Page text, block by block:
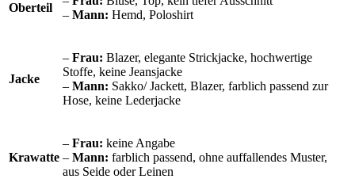
Oberteil
– Mann: Hemd, Poloshirt
Jacke
– Frau: Blazer, elegante Strickjacke, hochwertige
Stoffe, keine Jeansjacke
– Mann: Sakko/ Jackett, Blazer, farblich passend zur
Hose, keine Lederjacke
Krawatte
– Frau: keine Angabe
– Mann: farblich passend, ohne auffallendes Muster,
aus Seide oder Leinen